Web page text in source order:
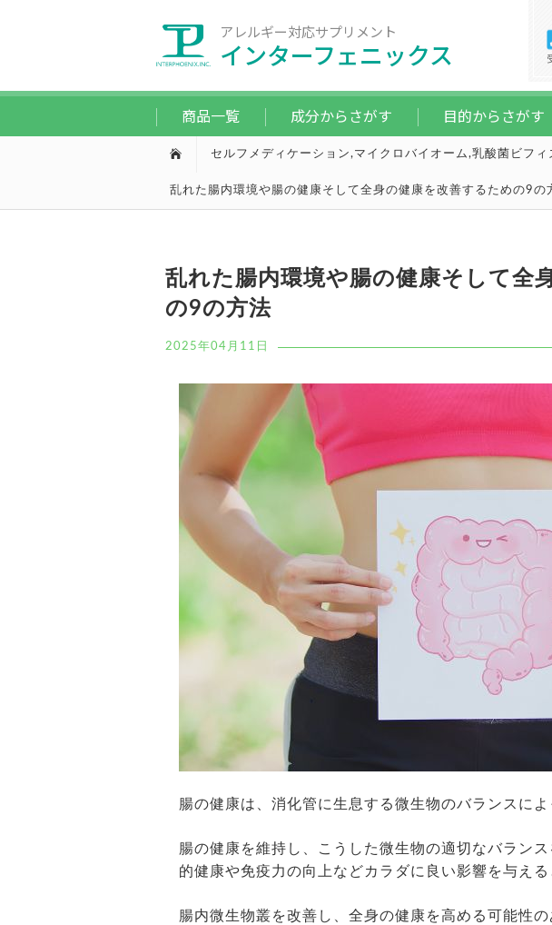
アレルギー対応サプリメント
インターフェニックス
商品一覧 成分からさがす 目的からさがす
セルフメディケーション,マイクロバイオーム,乳酸菌ビフィ
乱れた腸内環境や腸の健康そして全身の健康を改善するための9の
乱れた腸内環境や腸の健康そして全
の9の方法
2025年04月11日
腸の健康は、消化管に生息する微生物のバランスによ
腸の健康を維持し、こうした微生物の適切なバラン
的健康や免疫力の向上などカラダに良い影響を与える
腸内微生物叢を改善し、全身の健康を高める可能性